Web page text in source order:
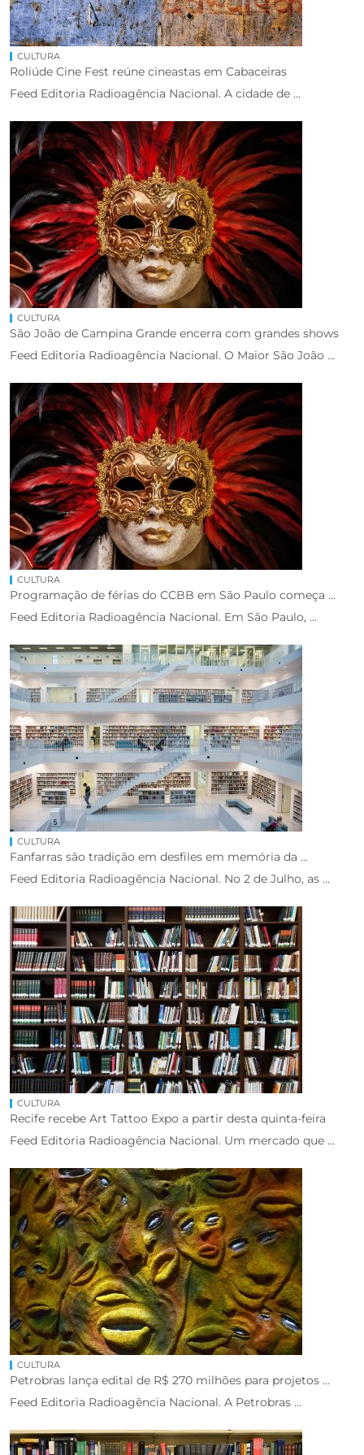
CULTURA
Roliúde Cine Fest reúne cineastas em Cabaceiras
Feed Editoria Radioagência Nacional. A cidade de ...
CULTURA
São João de Campina Grande encerra com grandes shows
Feed Editoria Radioagência Nacional. O Maior São João ...
CULTURA
Programação de férias do CCBB em São Paulo começa ...
Feed Editoria Radioagência Nacional. Em São Paulo, ...
CULTURA
Fanfarras são tradição em desfiles em memória da ...
Feed Editoria Radioagência Nacional. No 2 de Julho, as ...
CULTURA
Recife recebe Art Tattoo Expo a partir desta quinta-feira
Feed Editoria Radioagência Nacional. Um mercado que ...
CULTURA
Petrobras lança edital de R$ 270 milhões para projetos ...
Feed Editoria Radioagência Nacional. A Petrobras ...